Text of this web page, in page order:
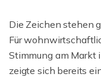
Die Zeichen stehen
Für
Stimmung am Markt
zeigte sich bereits